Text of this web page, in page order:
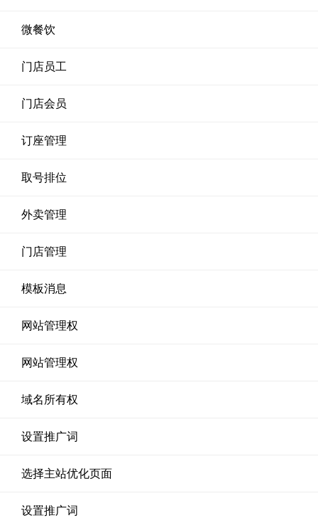
微餐饮
门店员工
门店会员
订座管理
取号排位
外卖管理
门店管理
模板消息
网站管理权
网站管理权
域名所有权
设置推广词
选择主站优化页面
设置推广词